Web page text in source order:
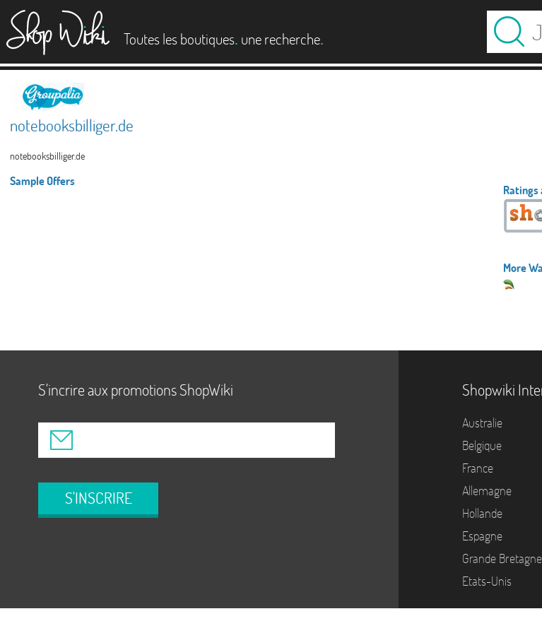
Toutes les boutiques. une recherche.
notebooksbilliger.de
notebooksbilliger.de
Sample Offers
Ratings
More
S'incrire aux promotions ShopWiki
S'INSCRIRE
Shopwiki
Australie
Belgique
France
Allemagne
Hollande
Espagne
Grande Bretagne
Etats-Unis